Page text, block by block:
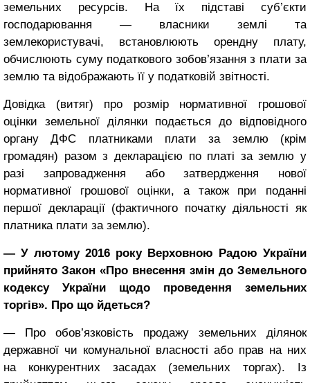
земельних ресурсів. На їх підставі суб’єкти
господарювання — власники землі та
землекористувачі, встановлюють орендну плату,
обчислюють суму податкового зобов’язання з плати за
землю та відображають її у податковій звітності.
Довідка (витяг) про розмір нормативної грошової
оцінки земельної ділянки подається до відповідного
органу ДФС платниками плати за землю (крім
громадян) разом з декларацією по платі за землю у
разі запровадження або затвердження нової
нормативної грошової оцінки, а також при поданні
першої декларації (фактичного початку діяльності як
платника плати за землю).
— У лютому 2016 року Верховною Радою України
прийнято Закон «Про внесення змін до Земельного
кодексу України щодо проведення земельних
торгів». Про що йдеться?
— Про обов’язковість продажу земельних ділянок
державної чи комунальної власності або прав на них
на конкурентних засадах (земельних торгах). Із